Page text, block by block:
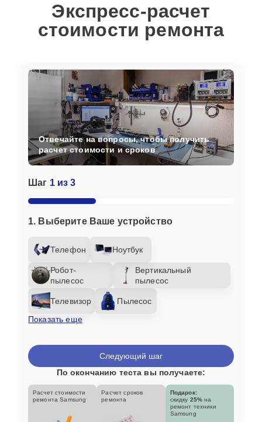
Экспресс-расчет
стоимости ремонта
Шаг 1 из 3
1. Выберите Ваше устройство
Телефон Ноутбук
Робот-
пылесос
Вертикальный
пылесос
Телевизор
Пылесос
Показать еще
Отвечайте на вопросы, чтобы получить
расчет стоимости и сроков
Следующий шаг
По окончанию теста вы получаете:
Расчет стоимости
ремонта Samsung
Расчет сроков
ремонта
Подарок:
скидку 25% на
ремонт техники
Samsung